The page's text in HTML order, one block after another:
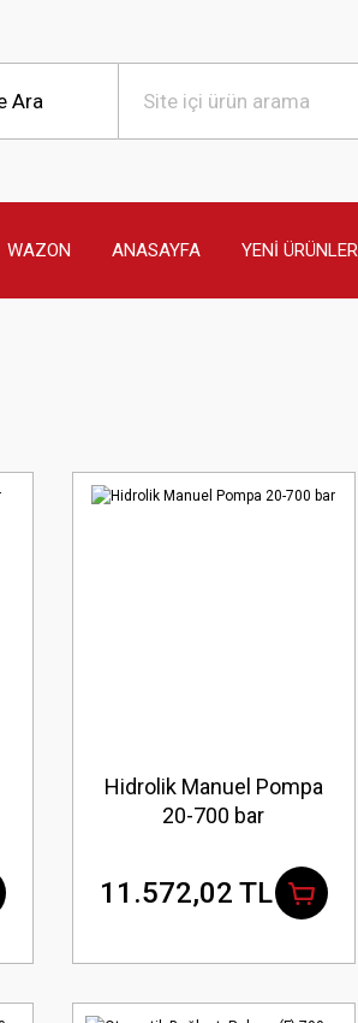
WAZON ANASAYFA YENİ ÜRÜNLER
Hidrolik Manuel Pompa
20-700 bar
11.572,02 TL